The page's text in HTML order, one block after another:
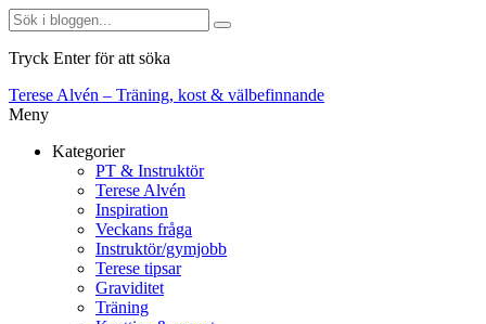
Tryck Enter för att söka
Terese Alvén – Träning, kost & välbefinnande
Meny
Kategorier
PT & Instruktör
Terese Alvén
Inspiration
Veckans fråga
Instruktör/gymjobb
Terese tipsar
Graviditet
Träning